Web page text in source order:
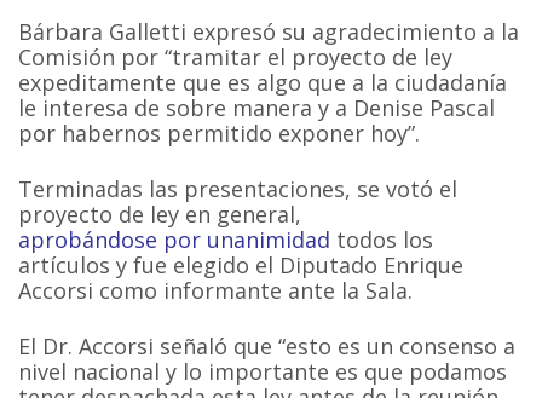
Bárbara Galletti expresó su agradecimiento a la
Comisión por “tramitar el proyecto de ley
expeditamente que es algo que a la ciudadanía
le interesa de sobre manera y a Denise Pascal
por habernos permitido exponer hoy”.
Terminadas las presentaciones, se votó el
proyecto de ley en general,
aprobándose por unanimidad todos los
artículos y fue elegido el Diputado Enrique
Accorsi como informante ante la Sala.
El Dr. Accorsi señaló que “esto es un consenso a
nivel nacional y lo importante es que podamos